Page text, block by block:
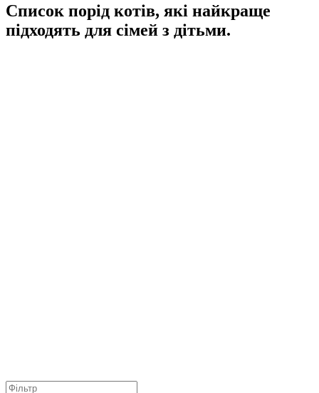
Список порід котів, які найкраще
підходять для сімей з дітьми.